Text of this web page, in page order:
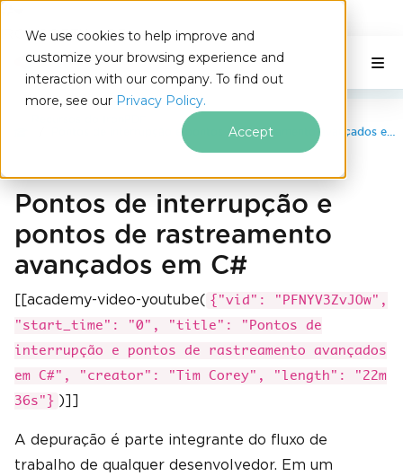
We use cookies to help improve and
customize your browsing experience and
interaction with our company. To find out
more, see our Privacy Policy.
Accept
IRONSOFTWARE
Ir para o conteúdo do rodapé
C# Application
Nesta página
Pontos de interrupção e pontos de rastreamento avançados em C#
Pontos de interrupção e
pontos de rastreamento
avançados em C#
[[academy-video-youtube( {"vid": "PFNYV3ZvJOw",
"start_time": "0", "title": "Pontos de
interrupção e pontos de rastreamento avançados
em C#", "creator": "Tim Corey", "length": "22m
36s"} )]]
A depuração é parte integrante do fluxo de
trabalho de qualquer desenvolvedor. Em um